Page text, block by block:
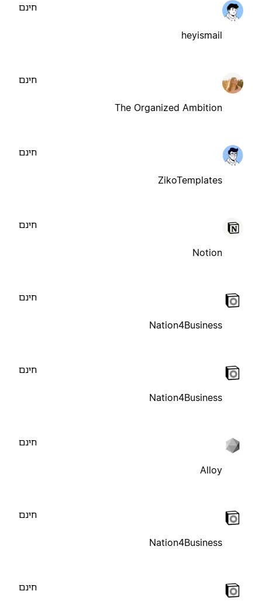
heyismail
חינם
The Organized Ambition
חינם
ZikoTemplates
חינם
Notion
חינם
Nation4Business
חינם
Nation4Business
חינם
Alloy
חינם
Nation4Business
חינם
חינם